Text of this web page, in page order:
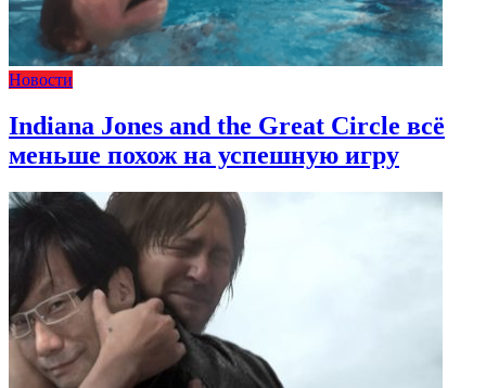
Новости
Indiana Jones and the Great Circle всё
меньше похож на успешную игру